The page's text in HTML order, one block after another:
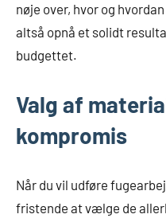
nøje over, hvor og
altså opnå et solidt
budgettet.
Valg af
kompromis
Når du vil udføre
fristende at vælge de